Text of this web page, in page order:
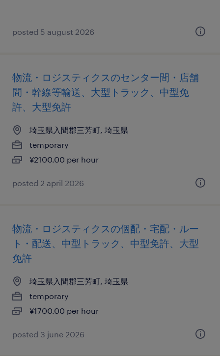
posted 5 august 2026
物流・ロジスティクスのセンター間・店舗
間・幹線等輸送、大型トラック、中型免
許、大型免許
埼玉県入間郡三芳町, 埼玉県
temporary
¥2100.00 per hour
posted 2 april 2026
物流・ロジスティクスの個配・宅配・ルー
ト・配送、中型トラック、中型免許、大型
免許
埼玉県入間郡三芳町, 埼玉県
temporary
¥1700.00 per hour
posted 3 june 2026